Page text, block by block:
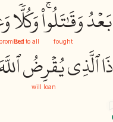
بَعۡدُوَقَٰتَلُواْۚ
fought
وَكُلّٗا
But to all
ذَاٱلَّذِييُقۡرِضُ
will loan